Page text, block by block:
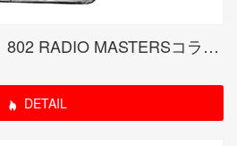
「STRAIGHTENER」802 RADIO MASTERSコラボモデル シルバーユーズド
DETAIL